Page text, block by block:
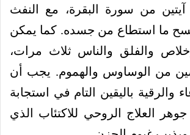
من سورة البقرة، مع النفث
ما استطاع من جسده. كما يمكن
والفلق والناس ثلاث مرات،
من الوساوس والهموم. يجب أن
والرقية باليقين التام في استجابة
العلاج الروحي للاكتئاب الذي